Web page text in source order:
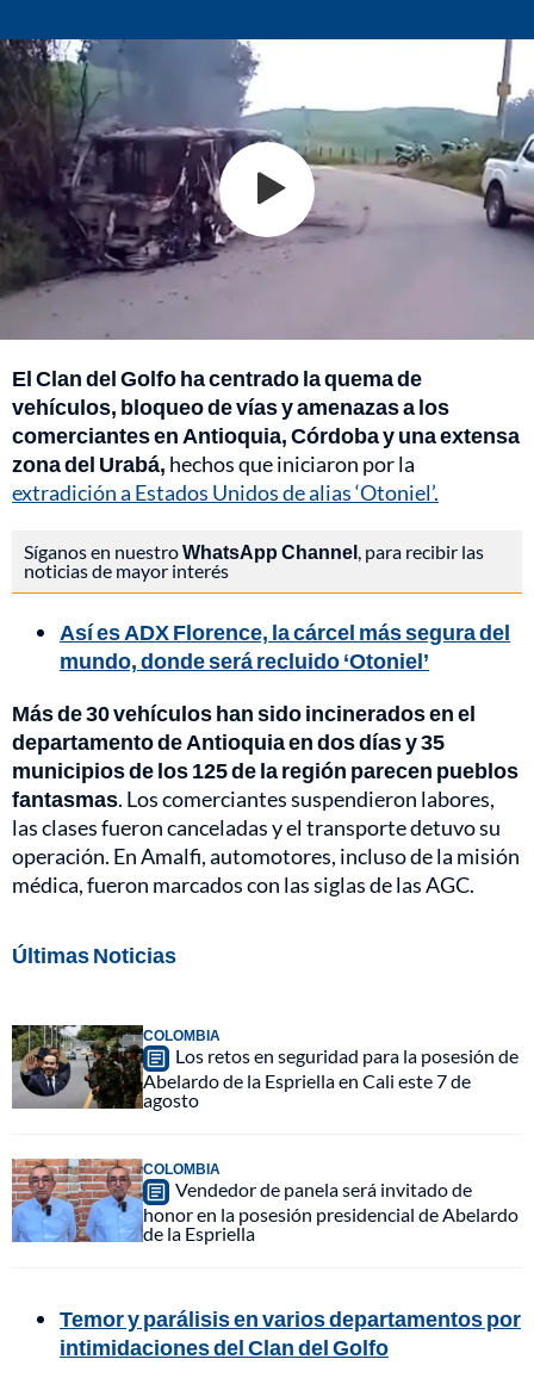
El Clan del Golfo ha centrado la quema de
vehículos, bloqueo de vías y amenazas a los
comerciantes en Antioquia, Córdoba y una extensa
zona del Urabá, hechos que iniciaron por la
extradición a Estados Unidos de alias ‘Otoniel’.
Síganos en nuestroWhatsApp Channel , para recibir las
noticias de mayor interés
Así es ADX Florence, la cárcel más segura del
mundo, donde será recluido ‘Otoniel’
Más de 30 vehículos han sido incinerados en el
departamento de Antioquia en dos días y 35
municipios de los 125 de la región parecen pueblos
fantasmas. Los comerciantes suspendieron labores,
las clases fueron canceladas y el transporte detuvo su
operación. En Amalfi, automotores, incluso de la misión
médica, fueron marcados con las siglas de las AGC.
Últimas Noticias
COLOMBIA
Los retos en seguridad para la posesión de
Abelardo de la Espriella en Cali este 7 de
agosto
COLOMBIA
Vendedor de panela será invitado de
honor en la posesión presidencial de Abelardo
de la Espriella
Temor y parálisis en varios departamentos por
intimidaciones del Clan del Golfo